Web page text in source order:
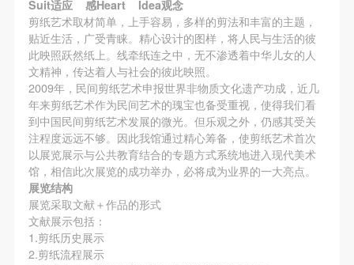
Suit适应 感Heart Idea观念
剪纸艺术取材简单，上手容易，多样的剪法和丰富的主题，
贴近生活，广受青睐。精心设计的图样，将人民与生活的彼
此映照跃然纸上。线牵纸连之中，无不渗透着中华儿女的人
文精神，传达着人与社会的彼此映照。
2009年，民间剪纸艺术申报世界非物质文化遗产功成，近几
年来剪纸艺术作为民间艺术的瑰宝也备受重视，使得我们看
到中国民间剪纸艺术发展的微光。但乐观之外，仍感其受关
注程度远远不够。因此我馆通过精心筹备，使剪纸艺术首次
以展览展示与公共教育结合的专题方式系统地进入现代美术
馆，相信此次展览的成功举办，必将成为业界的一大亮点。
展览结构
展览采取文献＋作品的形式
文献展示包括：
1.剪纸历史展示
2.剪纸流程展示
术的空间氛围，竭诚与各单位、企业、机构、艺术家
和观众进行良好互动。以学院的学术研究为基础，积
极策划国际、国内多视角、多领域的展览、论坛及公
共教育活动，为美院师生、中外艺术家以及社会公众
提供一个交流、学习、展示的平台。作为一家公益性
单位，其开展的公共教育活动以学术性和公益性为
主。
（3）、乙方为甲方拍摄中央美术学院公共教育部所
有公教活动。
二、拍摄内容、使用形式、使用地域范围
（1）、拍摄内容 乙方拍摄的带有甲方肖像的作品内
容包括：①中央美术学院美术馆②中央美术学院校园
术的空间氛围，竭诚与各单位、企业、机构、艺术家
和观众进行良好互动。以学院的学术研究为基础，积
极策划国际、国内多视角、多领域的展览、论坛及公
共教育活动，为美院师生、中外艺术家以及社会公众
提供一个交流、学习、展示的平台。作为一家公益性
单位，其开展的公共教育活动以学术性和公益性为
主。
（3）、乙方为甲方拍摄中央美术学院公共教育部所
有公教活动。
二、拍摄内容、使用形式、使用地域范围
（1）、拍摄内容 乙方拍摄的带有甲方肖像的作品内
容包括：①中央美术学院美术馆②中央美术学院校园
术的空间氛围，竭诚与各单位、企业、机构、艺术家
和观众进行良好互动。以学院的学术研究为基础，积
极策划国际、国内多视角、多领域的展览、论坛及公
共教育活动，为美院师生、中外艺术家以及社会公众
提供一个交流、学习、展示的平台。作为一家公益性
单位，其开展的公共教育活动以学术性和公益性为
主。
（3）、乙方为甲方拍摄中央美术学院公共教育部所
有公教活动。
二、拍摄内容、使用形式、使用地域范围
（1）、拍摄内容 乙方拍摄的带有甲方肖像的作品内
容包括：①中央美术学院美术馆②中央美术学院校园
可使用雅昌艺术网会员账户登录